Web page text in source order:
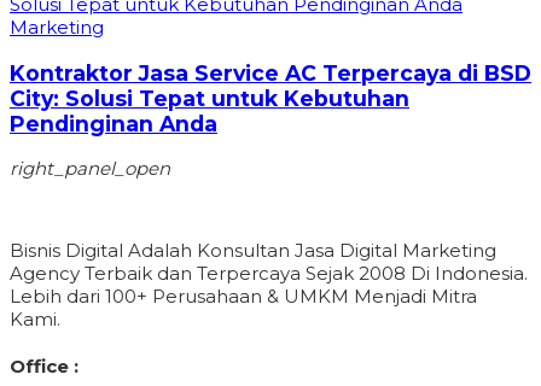
Marketing
Kontraktor Jasa Service AC Terpercaya di BSD
City: Solusi Tepat untuk Kebutuhan
Pendinginan Anda
right_panel_open
Bisnis Digital Adalah Konsultan Jasa Digital Marketing
Agency Terbaik dan Terpercaya Sejak 2008 Di Indonesia.
Lebih dari 100+ Perusahaan & UMKM Menjadi Mitra
Kami.
Office :